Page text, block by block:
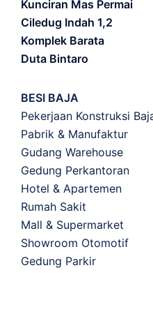
Kunciran Mas Permai
Ciledug Indah 1,2
Komplek Barata
Duta Bintaro
BESI BAJA
Pekerjaan Konstruksi
Pabrik & Manufaktur
Gudang Warehouse
Gedung Perkantoran
Hotel & Apartemen
Rumah Sakit
Mall & Supermarket
Showroom Otomotif
Gedung Parkir